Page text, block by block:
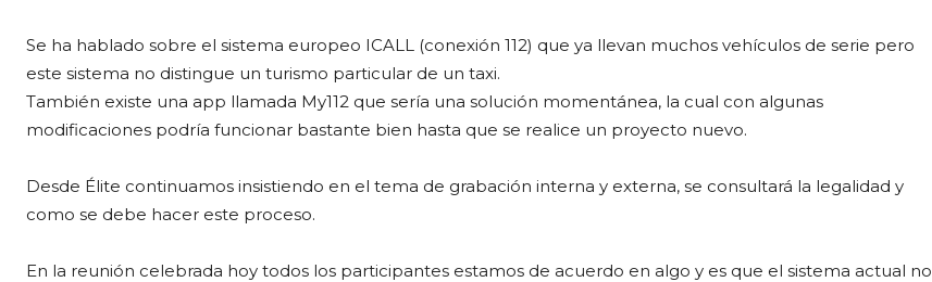
Se ha hablado sobre el sistema europeo ICALL (conexión 112) que ya llevan muchos vehículos de serie pero
este sistema no distingue un turismo particular de un taxi.
También existe una app llamada My112 que sería una solución momentánea, la cual con algunas
modificaciones podría funcionar bastante bien hasta que se realice un proyecto nuevo.
Desde Élite continuamos insistiendo en el tema de grabación interna y externa, se consultará la legalidad y
como se debe hacer este proceso.
En la reunión celebrada hoy todos los participantes estamos de acuerdo en algo y es que el sistema actual no